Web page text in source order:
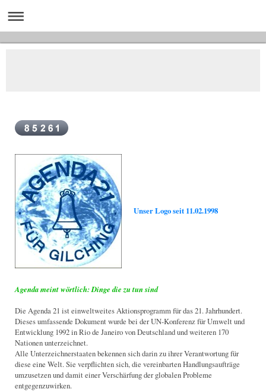
Unser Logo seit 11.02.1998
Agenda meint wörtlich: Dinge die zu tun sind
Die Agenda 21 ist einweltweites Aktionsprogramm für das 21. Jahrhundert.
Dieses umfassende Dokument wurde bei der UN-Konferenz für Umwelt und
Entwicklung 1992 in Rio de Janeiro von Deutschland und weiteren 170
Nationen unterzeichnet.
Alle Unterzeichnerstaaten bekennen sich darin zu ihrer Verantwortung für
diese eine Welt. Sie verpflichten sich, die vereinbarten Handlungsaufträge
umzusetzen und damit einer Verschärfung der globalen Probleme
entgegenzuwirken.